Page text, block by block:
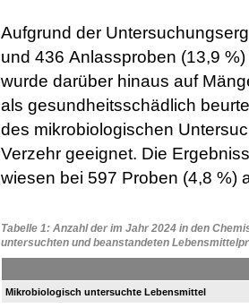
Aufgrund der
und 436 Anlassproben (13,9
wurde darüber hinaus auf
als gesundheitsschädlich
des mikrobiologischen
Verzehr geeignet. Die
wiesen bei 597 Proben (4,8 %)
Tabelle 1: Anzahl der im Jahr 2024 in den
untersuchten und beanstandeten
Mikrobiologisch untersuchte Lebensmittel